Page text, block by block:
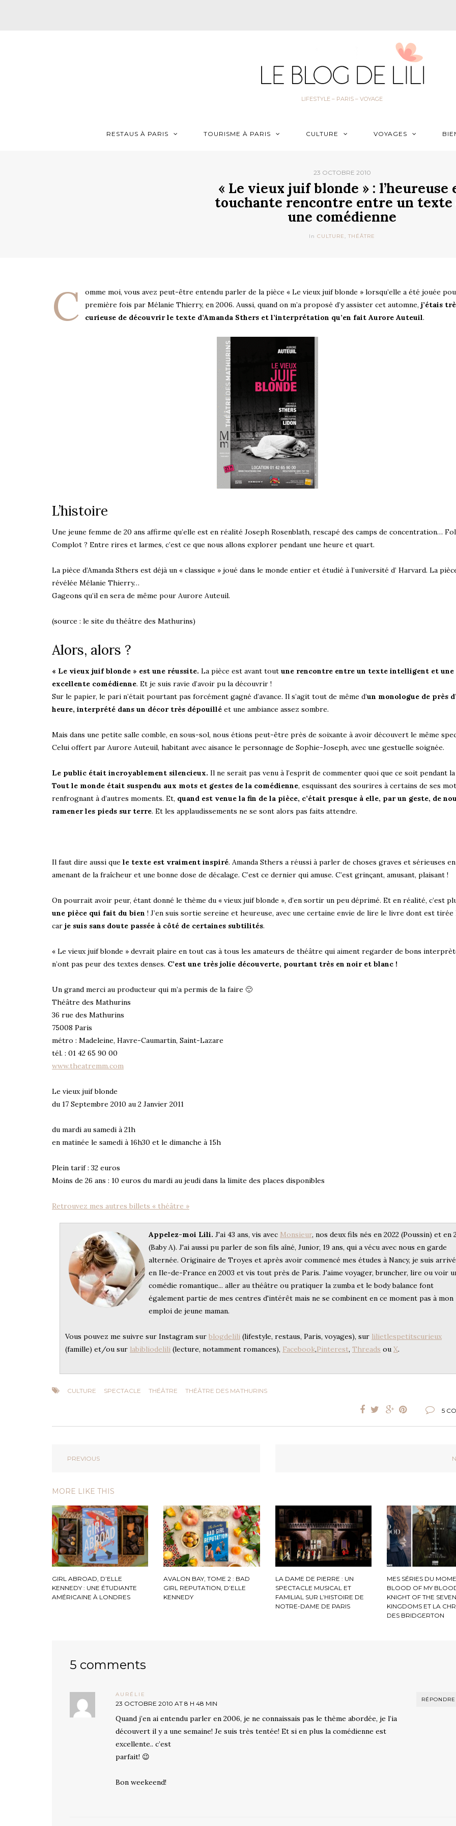
LIFESTYLE – PARIS – VOYAGE
RESTAUS À PARIS TOURISME À PARIS CULTURE VOYAGES
23 OCTOBRE 2010
« Le vieux juif blonde » : l’heureuse
touchante rencontre entre un texte
une comédienne
In CULTURE, THÉÂTRE
C
omme moi, vous avez peut-être entendu parler de la pièce « Le vieux juif blonde » lorsqu’elle a été jouée
première fois par Mélanie Thierry, en 2006. Aussi, quand on m’a proposé d’y assister cet automne, j’étais
curieuse de découvrir le texte d’Amanda Sthers et l’interprétation qu’en fait Aurore Auteuil.
L’histoire
Une jeune femme de 20 ans affirme qu’elle est en réalité Joseph Rosenblath, rescapé des camps de concentration…
Complot ? Entre rires et larmes, c’est ce que nous allons explorer pendant une heure et quart.
La pièce d’Amanda Sthers est déjà un « classique » joué dans le monde entier et étudié à l’université d’ Harvard. La
révélée Mélanie Thierry…
Gageons qu’il en sera de même pour Aurore Auteuil.
(source : le site du théâtre des Mathurins)
Alors, alors ?
« Le vieux juif blonde » est une réussite. La pièce est avant tout une rencontre entre un texte intelligent et une
excellente comédienne. Et je suis ravie d’avoir pu la découvrir !
Sur le papier, le pari n’était pourtant pas forcément gagné d’avance. Il s’agit tout de même d’un monologue de près
heure, interprété dans un décor très dépouillé et une ambiance assez sombre.
Mais dans une petite salle comble, en sous-sol, nous étions peut-être près de soixante à avoir découvert le même
Celui offert par Aurore Auteuil, habitant avec aisance le personnage de Sophie-Joseph, avec une gestuelle soignée.
Le public était incroyablement silencieux. Il ne serait pas venu à l’esprit de commenter quoi que ce soit pendant la
Tout le monde était suspendu aux mots et gestes de la comédienne, esquissant des sourires à certains de ses
renfrognant à d’autres moments. Et, quand est venue la fin de la pièce, c’était presque à elle, par un geste, de
ramener les pieds sur terre. Et les applaudissements ne se sont alors pas faits attendre.
Il faut dire aussi que le texte est vraiment inspiré. Amanda Sthers a réussi à parler de choses graves et sérieuses
amenant de la fraîcheur et une bonne dose de décalage. C’est ce dernier qui amuse. C’est grinçant, amusant, plaisant !
On pourrait avoir peur, étant donné le thème du « vieux juif blonde », d’en sortir un peu déprimé. Et en réalité, c’est
une pièce qui fait du bien ! J’en suis sortie sereine et heureuse, avec une certaine envie de lire le livre dont est tirée
car je suis sans doute passée à côté de certaines subtilités.
« Le vieux juif blonde » devrait plaire en tout cas à tous les amateurs de théâtre qui aiment regarder de bons
n’ont pas peur des textes denses. C’est une très jolie découverte, pourtant très en noir et blanc !
Un grand merci au producteur qui m’a permis de la faire 🙂
Théâtre des Mathurins
36 rue des Mathurins
75008 Paris
métro : Madeleine, Havre-Caumartin, Saint-Lazare
tél. : 01 42 65 90 00
www.theatremm.com
Le vieux juif blonde
du 17 Septembre 2010 au 2 Janvier 2011
du mardi au samedi à 21h
en matinée le samedi à 16h30 et le dimanche à 15h
Plein tarif : 32 euros
Moins de 26 ans : 10 euros du mardi au jeudi dans la limite des places disponibles
Retrouvez mes autres billets « théâtre »
Appelez-moi Lili. J'ai 43 ans, vis avec Monsieur, nos deux fils nés en 2022 (Poussin) et en
(Baby A). J'ai aussi pu parler de son fils aîné, Junior, 19 ans, qui a vécu avec nous en garde
alternée. Originaire de Troyes et après avoir commencé mes études à Nancy, je suis
en Ile-de-France en 2003 et vis tout près de Paris. J'aime voyager, bruncher, lire ou voir
comédie romantique... aller au théâtre ou pratiquer la zumba et le body balance font
également partie de mes centres d'intérêt mais ne se combinent en ce moment pas à mon
emploi de jeune maman.
Vous pouvez me suivre sur Instagram sur blogdelili (lifestyle, restaus, Paris, voyages), sur lilietlespetitscurieux
(famille) et/ou sur labibliodelili (lecture, notamment romances), Facebook,Pinterest, Threads ou X.
CULTURE SPECTACLE THÉÂTRE THÉÂTRE DES MATHURINS
5
PREVIOUS
MORE LIKE THIS
GIRL ABROAD, D’ELLE
KENNEDY : UNE ÉTUDIANTE
AMÉRICAINE À LONDRES
AVALON BAY, TOME 2 : BAD
GIRL REPUTATION, D’ELLE
KENNEDY
LA DAME DE PIERRE : UN
SPECTACLE MUSICAL ET
FAMILIAL SUR L’HISTOIRE DE
NOTRE-DAME DE PARIS
MES SÉRIES DU
BLOOD OF MY
KNIGHT OF THE SEVEN
KINGDOMS ET LA
DES BRIDGERTON
5 comments
RÉPONDRE
AURÉLIE
23 OCTOBRE 2010 AT 8 H 48 MIN
Quand j’en ai entendu parler en 2006, je ne connaissais pas le thème abordée, je l’ia
découvert il y a une semaine! Je suis très tentée! Et si en plus la comédienne est
excellente.. c’est
parfait! 😉
Bon weekeend!